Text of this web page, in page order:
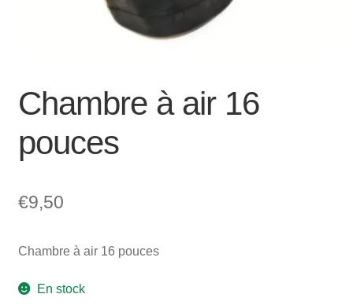
Chambre à air 16
pouces
€9,50
Chambre à air 16 pouces
En stock